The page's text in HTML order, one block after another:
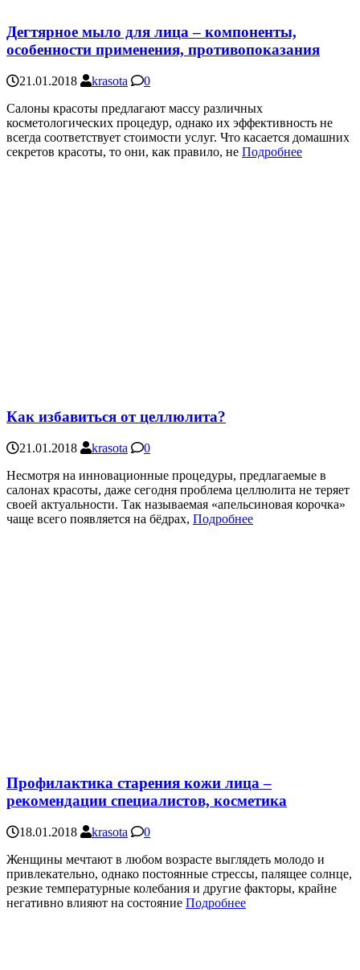
Дегтярное мыло для лица – компоненты,
особенности применения, противопоказания
21.01.2018 krasota
0
Салоны красоты предлагают массу различных
косметологических процедур, однако их эффективность не
всегда соответствует стоимости услуг. Что касается домашних
секретов красоты, то они, как правило, не Подробнее
Как избавиться от целлюлита?
21.01.2018 krasota
0
Несмотря на инновационные процедуры, предлагаемые в
салонах красоты, даже сегодня проблема целлюлита не теряет
своей актуальности. Так называемая «апельсиновая корочка»
чаще всего появляется на бёдрах, Подробнее
Профилактика старения кожи лица –
рекомендации специалистов, косметика
18.01.2018 krasota
0
Женщины мечтают в любом возрасте выглядеть молодо и
привлекательно, однако постоянные стрессы, палящее солнце,
резкие температурные колебания и другие факторы, крайне
негативно влияют на состояние Подробнее